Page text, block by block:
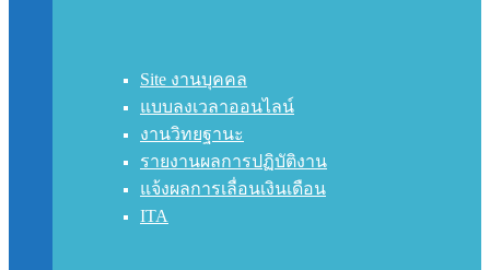
Site งานบุคคล
แบบลงเวลาออนไลน์
งานวิทยฐานะ
รายงานผลการปฏิบัติงาน
แจ้งผลการเลื่อนเงินเดือน
ITA